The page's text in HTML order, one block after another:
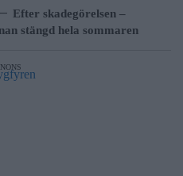
Kommunen varnar för falska